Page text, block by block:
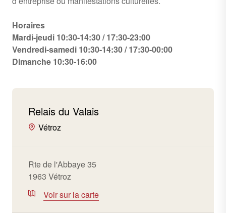
Horaires
Mardi-jeudi 10:30-14:30 / 17:30-23:00
Vendredi-samedi 10:30-14:30 / 17:30-00:00
Dimanche 10:30-16:00
Relais du Valais
Vétroz
Rte de l'Abbaye 35
1963 Vétroz
Voir sur la carte